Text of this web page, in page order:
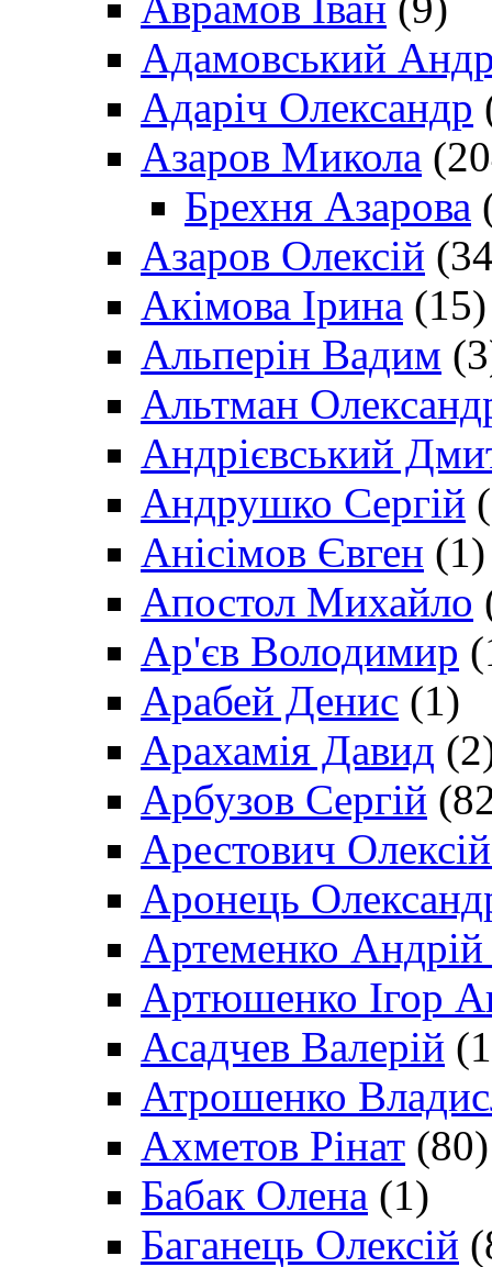
Адамовський
Адаріч Олександр
Азаров Микола
Брехня Азарова
Азаров Олексій
Акімова Ірина (15)
Альперін Вадим
Альтман
Андрієвський
Андрушко Сергій
Анісімов Євген (1)
Апостол Михайло
Ар'єв Володимир
Арабей Денис (1)
Арахамія Давид
Арбузов Сергій
Арестович
Аронець
Артеменко Андрій
Артюшенко Ігор
Асадчев Валерій
Атрошенко
Ахметов Рінат (80)
Бабак Олена (1)
Баганець Олексій